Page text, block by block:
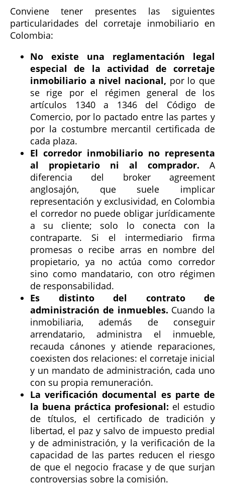
Conviene tener presentes las siguientes
particularidades del corretaje inmobiliario en
Colombia:
No existe una reglamentación legal
especial de la actividad de corretaje
inmobiliario a nivel nacional, por lo que
se rige por el régimen general de los
artículos 1340 a 1346 del Código de
Comercio, por lo pactado entre las partes y
por la costumbre mercantil certificada de
cada plaza.
El corredor inmobiliario no representa
al propietario ni al comprador. A
diferencia del broker agreement
anglosajón, que suele implicar
representación y exclusividad, en Colombia
el corredor no puede obligar jurídicamente
a su cliente; solo lo conecta con la
contraparte. Si el intermediario firma
promesas o recibe arras en nombre del
propietario, ya no actúa como corredor
sino como mandatario, con otro régimen
de responsabilidad.
Es distinto del contrato de
administración de inmuebles. Cuando la
inmobiliaria, además de conseguir
arrendatario, administra el inmueble,
recauda cánones y atiende reparaciones,
coexisten dos relaciones: el corretaje inicial
y un mandato de administración, cada uno
con su propia remuneración.
La verificación documental es parte de
la buena práctica profesional: el estudio
de títulos, el certificado de tradición y
libertad, el paz y salvo de impuesto predial
y de administración, y la verificación de la
capacidad de las partes reducen el riesgo
de que el negocio fracase y de que surjan
controversias sobre la comisión.